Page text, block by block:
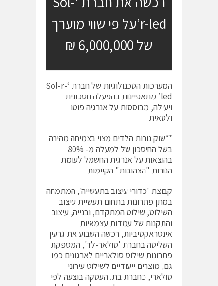
r-led’על פי שווי מוערך
של 6,000,000 ₪
המערכות הטכנולוגיות של חברת ‘Sol-r-
led’ מתאפיינות בהפעלה חסכונית
ויעילה, מבוססות על אנרגיה פוטו
ולטאית
**שוק נורות הלדים מצוי בצמיחה מהירה
בשל החיסכון של למעלה מ- 80%
בהוצאות על אנרגית החשמל לעומת
הנורות "הצהובות" הקיימות
קבוצת 'כדורי עיצוב בתעשייה', המתמחה
במתן פתרונות בתחום תעשיית עיצוב
השילוט, שילוט המתקדם, ובנייה, עיצוב
והתקנות של עמדות עצמאיות
אינטראקטיביות, רכשה השבוע את גרעין
השליטה בחברת 'סולאר-לד', המספקת
פתרונות שילוט סולאריים לארגונים כמו
גם, מוצרים ייעודיים לשילוט עירוני
סולארי, כחברת בת. העסקה בוצעה לפי